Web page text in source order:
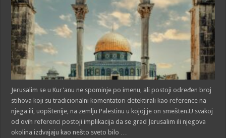
Jerusalim se u Kur'anu ne spominje po imenu, ali postoji određen broj
stihova koji su tradicionalni komentatori detektirali kao reference na
njega ili, uopštenije, na zemlju Palestinu u kojoj je on smešten.U svakoj
od ovih referenci postoji implikacija da se grad Jerusalim ili njegova
okolina izdvajaju kao nešto sveto bilo …